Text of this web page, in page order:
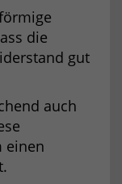
die
gut
auch
einen